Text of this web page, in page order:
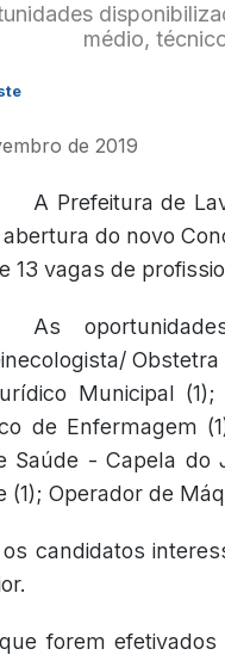
médio,
de 2019
A Prefeitura de
abertura do novo
13 vagas de
As
Municipal
de Enfermagem
Saúde - Capela do
Operador de
candidatos
forem